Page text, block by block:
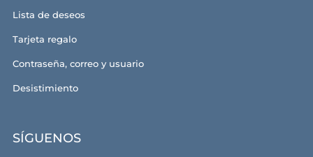
Lista de deseos
Tarjeta regalo
Contraseña, correo y usuario
Desistimiento
SÍGUENOS